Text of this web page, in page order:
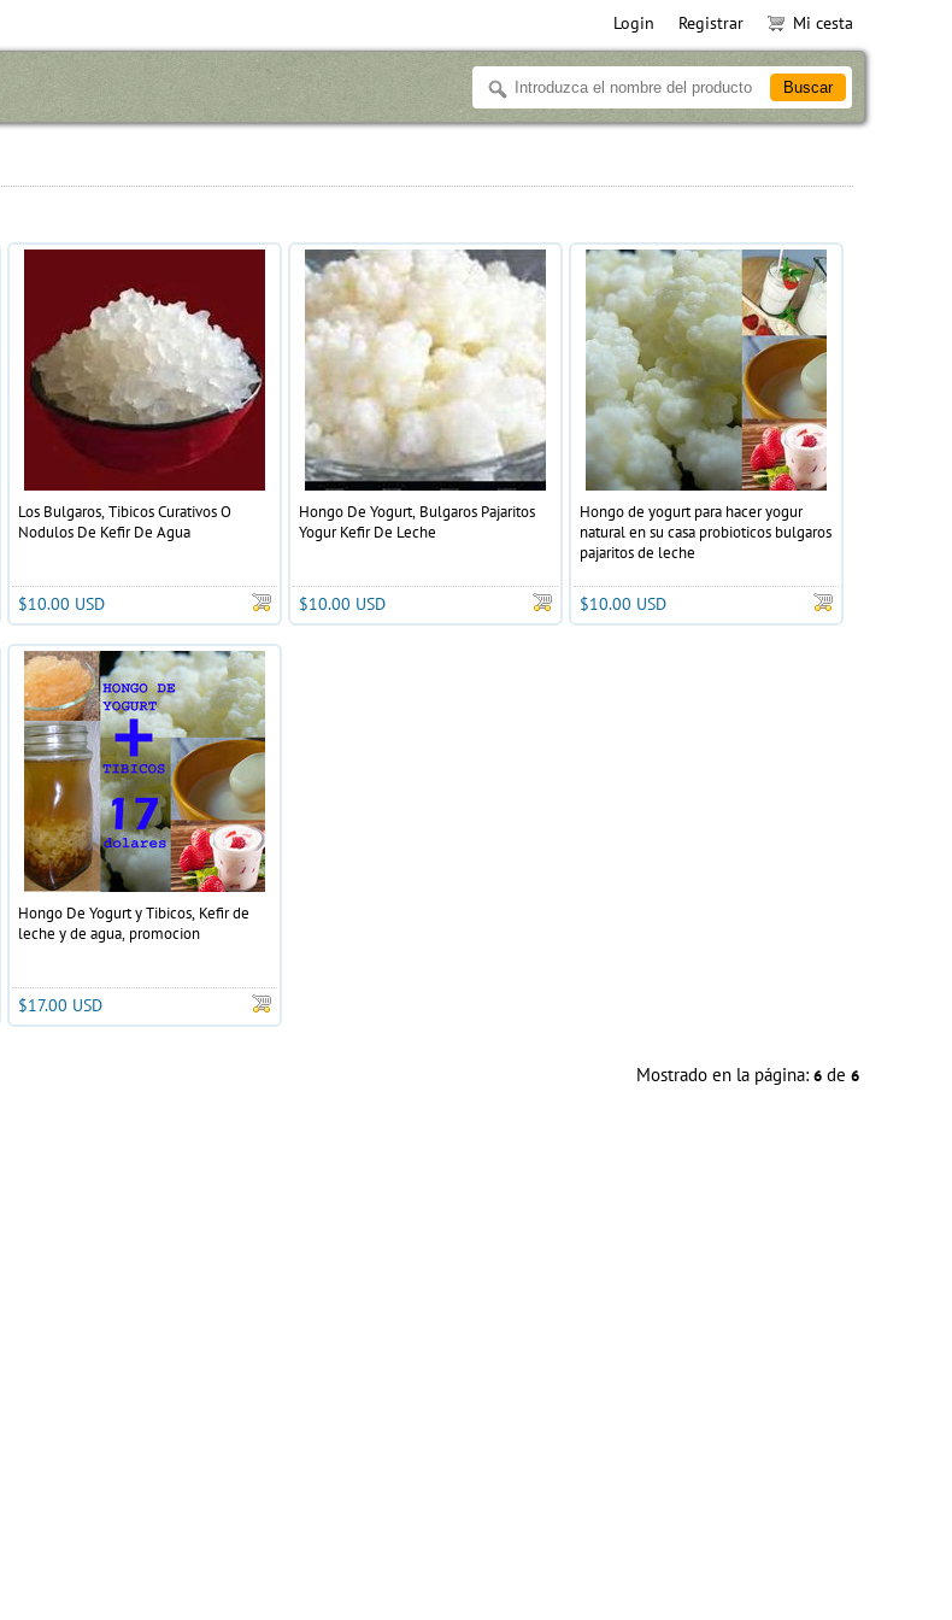
Login Registrar Mi cesta
Los Bulgaros, Tibicos Curativos O
Nodulos De Kefir De Agua
$10.00 USD
Hongo De Yogurt, Bulgaros Pajaritos
Yogur Kefir De Leche
$10.00 USD
Hongo de yogurt para hacer yogur
natural en su casa probioticos bulgaros
pajaritos de leche
$10.00 USD
Hongo De Yogurt y Tibicos, Kefir de
leche y de agua, promocion
$17.00 USD
Mostrado en la página: 6 de 6